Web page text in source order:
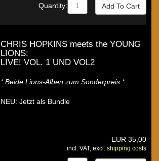
Quantity:
CHRIS HOPKINS meets the YOUNG
LIONS:
LIVE! VOL. 1 UND VOL2
* Beide Lions-Alben zum Sonderpreis *
NEU: Jetzt als Bundle
EUR 35,00
incl. VAT, excl. shipping costs